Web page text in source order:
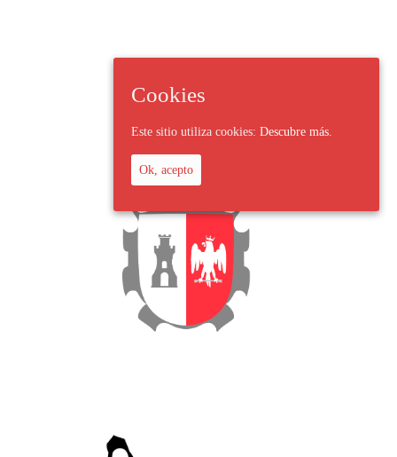
Cookies
Este sitio utiliza cookies: Descubre más.
Ok, acepto